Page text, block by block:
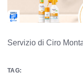
Servizio di Ciro
TAG: